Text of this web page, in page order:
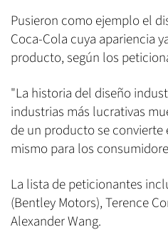
Pusieron como ejemplo el
Coca-Cola cuya apariencia
producto, según los
"La historia del diseño
industrias más lucrativas
de un producto se
mismo para los
La lista de peticionantes
(Bentley Motors), Terence
Alexander Wang.